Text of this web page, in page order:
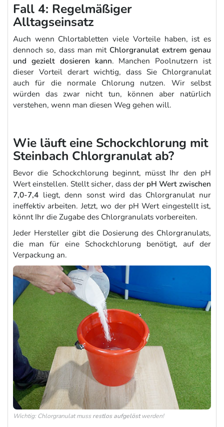
Fall 4: Regelmäßiger
Alltagseinsatz
Auch wenn Chlortabletten viele Vorteile haben, ist es
dennoch so, dass man mit Chlorgranulat extrem genau
und gezielt dosieren kann. Manchen Poolnutzern ist
dieser Vorteil derart wichtig, dass Sie Chlorgranulat
auch für die normale Chlorung nutzen. Wir selbst
würden das zwar nicht tun, können aber natürlich
verstehen, wenn man diesen Weg gehen will.
Wie läuft eine Schockchlorung mit
Steinbach Chlorgranulat ab?
Bevor die Schockchlorung beginnt, müsst Ihr den pH
Wert einstellen. Stellt sicher, dass der pH Wert zwischen
7,0-7,4 liegt, denn sonst wird das Chlorgranulat nur
ineffektiv arbeiten. Jetzt, wo der pH Wert eingestellt ist,
könnt Ihr die Zugabe des Chlorgranulats vorbereiten.
Jeder Hersteller gibt die Dosierung des Chlorgranulats,
die man für eine Schockchlorung benötigt, auf der
Verpackung an.
Wichtig: Chlorgranulat mussrestlos aufgelöstwerden!